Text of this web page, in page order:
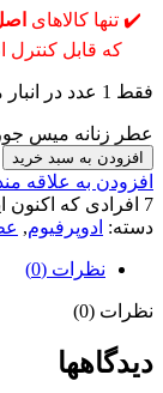
✔️ تنها کالاهای
که قابل کنترل
فقط 1 عدد در انبار موجود است
عطر زنانه میس
افزودن به سبد خرید
افزودن به علاقه
7 افرادی که
دسته: ادوپرفیوم‌,
نظرات (0)
نظرات (0)
دیدگاهها